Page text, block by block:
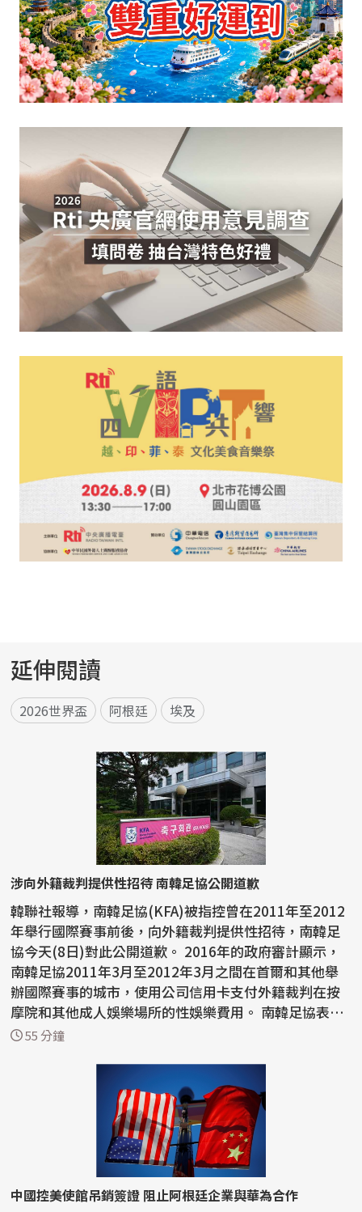
延伸閱讀
2026世界盃 阿根廷 埃及
涉向外籍裁判提供性招待 南韓足協公開道歉
韓聯社報導，南韓足協(KFA)被指控曾在2011年至2012
年舉行國際賽事前後，向外籍裁判提供性招待，南韓足
協今天(8日)對此公開道歉。 2016年的政府審計顯示，
南韓足協2011年3月至2012年3月之間在首爾和其他舉
辦國際賽事的城市，使用公司信用卡支付外籍裁判在按
摩院和其他成人娛樂場所的性娛樂費用。 南韓足協表
示：「對...
55 分鐘
中國控美使館吊銷簽證 阻止阿根廷企業與華為合作